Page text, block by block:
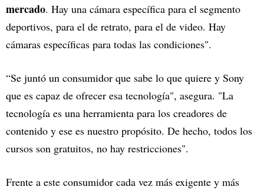
mercado. Hay una cámara específica para el segmento
deportivos, para el de retrato, para el de video. Hay
cámaras específicas para todas las condiciones".
“Se juntó un consumidor que sabe lo que quiere y Sony
que es capaz de ofrecer esa tecnología", asegura. "La
tecnología es una herramienta para los creadores de
contenido y ese es nuestro propósito. De hecho, todos los
cursos son gratuitos, no hay restricciones".
Frente a este consumidor cada vez más exigente y más